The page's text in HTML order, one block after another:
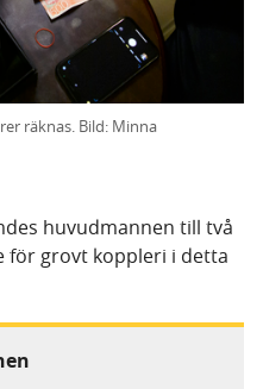
räknas. Bild: Minna
huvudmannen till två
för grovt koppleri i detta